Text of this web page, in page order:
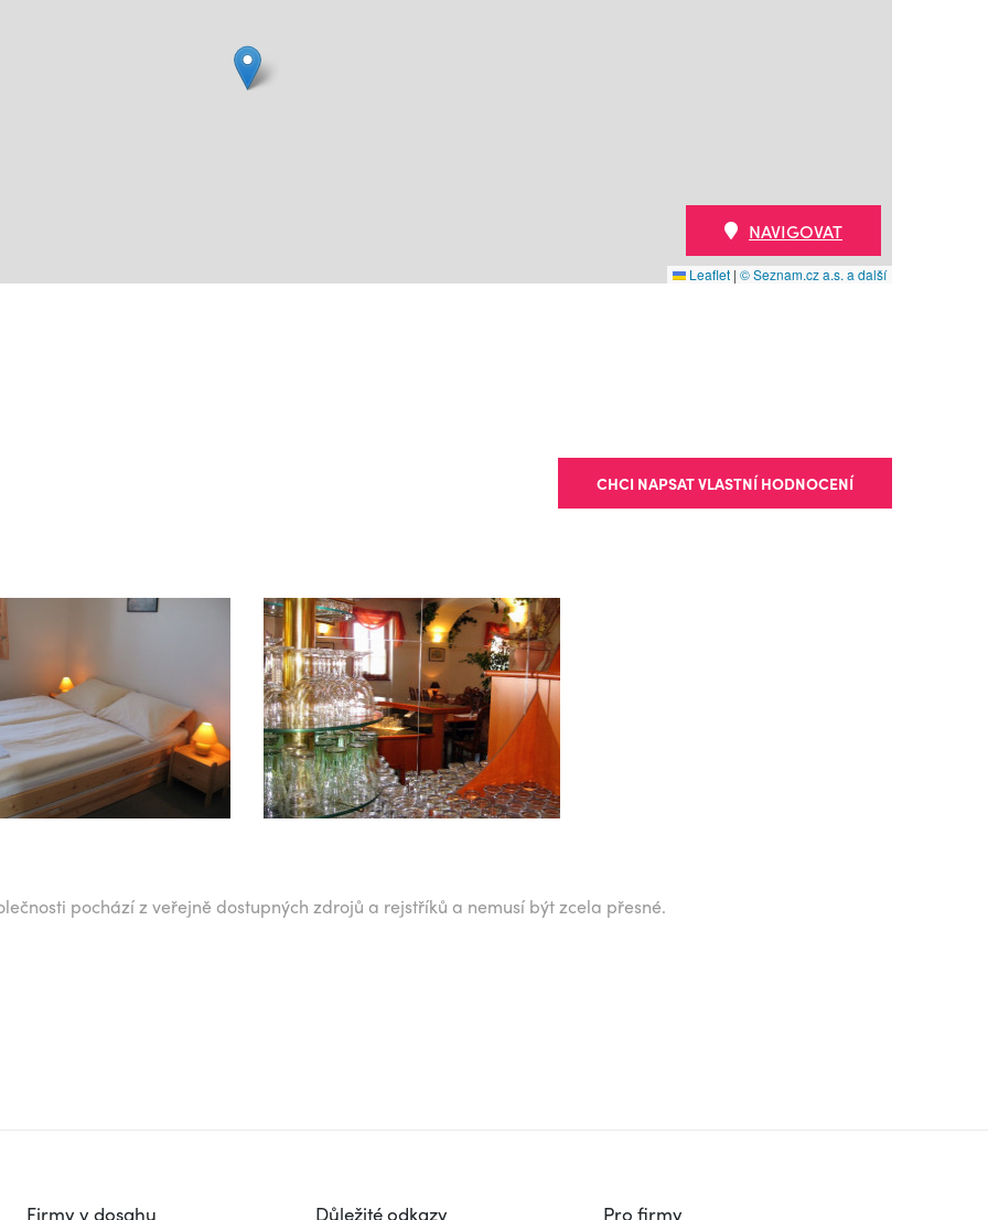
Leaflet | © Seznam.cz a.s. a další
NAVIGOVAT
CHCI NAPSAT VLASTNÍ HODNOCENÍ
pochází z veřejně dostupných zdrojů a rejstříků a nemusí být zcela přesné.
Firmy v dosahu Důležité odkazy Pro firmy